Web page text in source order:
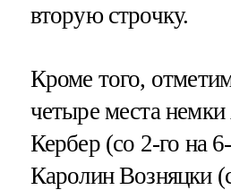
вторую строчку.
Кроме того,
четыре места
Кербер (со 2-го на
Каролин Возняцки